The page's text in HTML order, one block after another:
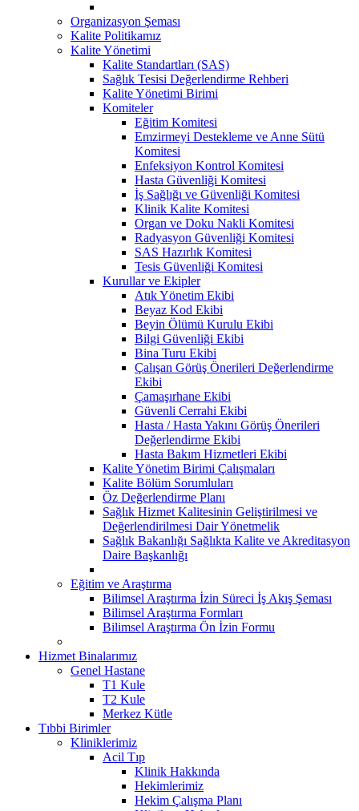
Organizasyon Şeması
Kalite Politikamız
Kalite Yönetimi
Kalite Standartları (SAS)
Sağlık Tesisi Değerlendirme Rehberi
Kalite Yönetimi Birimi
Komiteler
Eğitim Komitesi
Emzirmeyi Destekleme ve Anne Sütü
Komitesi
Enfeksiyon Kontrol Komitesi
Hasta Güvenliği Komitesi
İş Sağlığı ve Güvenliği Komitesi
Klinik Kalite Komitesi
Organ ve Doku Nakli Komitesi
Radyasyon Güvenliği Komitesi
SAS Hazırlık Komitesi
Tesis Güvenliği Komitesi
Kurullar ve Ekipler
Atık Yönetim Ekibi
Beyaz Kod Ekibi
Beyin Ölümü Kurulu Ekibi
Bilgi Güvenliği Ekibi
Bina Turu Ekibi
Çalışan Görüş Önerileri Değerlendirme
Ekibi
Çamaşırhane Ekibi
Güvenli Cerrahi Ekibi
Hasta / Hasta Yakını Görüş Önerileri
Değerlendirme Ekibi
Hasta Bakım Hizmetleri Ekibi
Kalite Yönetim Birimi Çalışmaları
Kalite Bölüm Sorumluları
Öz Değerlendirme Planı
Sağlık Hizmet Kalitesinin Geliştirilmesi ve
Değerlendirilmesi Dair Yönetmelik
Sağlık Bakanlığı Sağlıkta Kalite ve Akreditasyon
Daire Başkanlığı
Eğitim ve Araştırma
Bilimsel Araştırma İzin Süreci İş Akış Şeması
Bilimsel Araştırma Formları
Bilimsel Araştırma Ön İzin Formu
Hizmet Binalarımız
Genel Hastane
T1 Kule
T2 Kule
Merkez Kütle
Tıbbi Birimler
Kliniklerimiz
Acil Tıp
Klinik Hakkında
Hekimlerimiz
Hekim Çalışma Planı